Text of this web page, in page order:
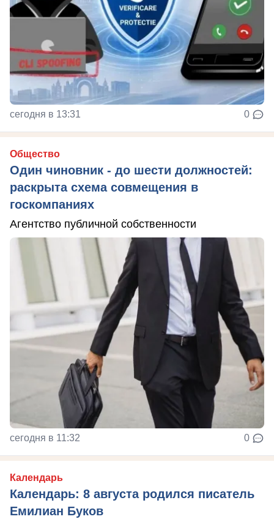
сегодня в 13:31 0
Общество
Один чиновник - до шести должностей:
раскрыта схема совмещения в
госкомпаниях
Агентство публичной собственности
сегодня в 11:32 0
Календарь
Календарь: 8 августа родился писатель
Емилиан Буков